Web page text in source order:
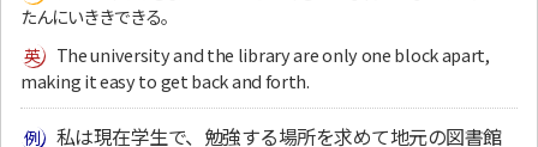
たんにいききできる。
The university and the library are only one block apart,
making it easy to get back and forth.
私は現在学生で、勉強する場所を求めて地元の図書館